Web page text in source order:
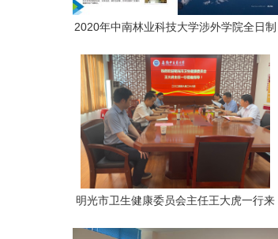
2020年中南林业科技大学涉外学院全日制
学历教育）
明光市卫生健康委员会主任王大虎一行来